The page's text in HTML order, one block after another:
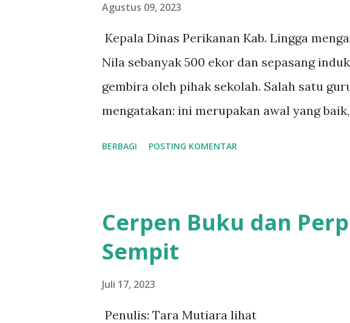
Agustus 09, 2023
Kepala Dinas Perikanan Kab. Lingga
Nila sebanyak 500 ekor dan sepasang
gembira oleh pihak sekolah. Salah satu
mengatakan: ini merupakan awal yang
BERBAGI POSTING KOMENTAR
Cerpen Buku dan
Sempit
Juli 17, 2023
Penulis: Tara Mutiara lihat